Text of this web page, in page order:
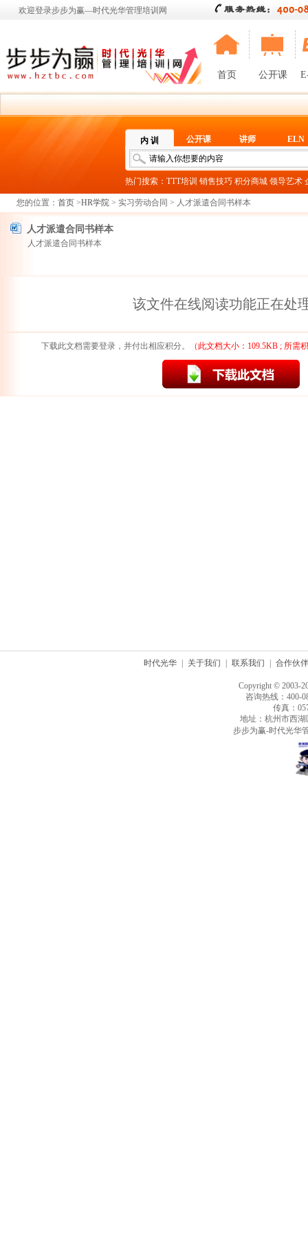
欢迎登录步步为赢—时代光华管理培训网
首页 公开课
内 训 公开课 讲师 ELN
热门搜索： TTT培训 销售技巧 积分商城 领导艺术
您的位置： 首页 >HR学院 > 实习劳动合同 > 人才派遣合同书样本
人才派遣合同书样本
人才派遣合同书样本
该文件在线阅读功能正在处
下载此文档需要登录，并付出相应积分。 （此文档大小：109.5KB ; 所需
时代光华 关于我们 联系我们 合作伙伴
Copyright © 2003-
咨询热线：400-
传真：
地址：杭州市西
步步为赢-时代光华